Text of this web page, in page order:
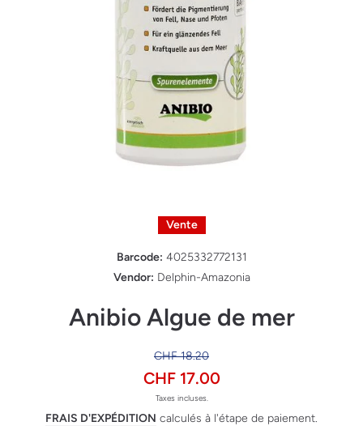
Vente
Barcode: 4025332772131
Vendor: Delphin-Amazonia
Anibio Algue de mer
CHF 18.20
CHF 17.00
Taxes incluses.
FRAIS D'EXPÉDITION calculés à l'étape de paiement.